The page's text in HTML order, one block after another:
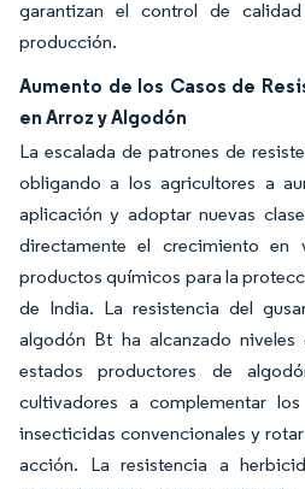
garantizan el control de
producción.
Aumento de los Casos de
en Arroz y Algodón
La escalada de patrones de
obligando a los agricultores a
aplicación y adoptar nuevas
directamente el crecimiento en
productos químicos para la
de India. La resistencia del
algodón Bt ha alcanzado
estados productores de
cultivadores a complementar
insecticidas convencionales y
acción. La resistencia a